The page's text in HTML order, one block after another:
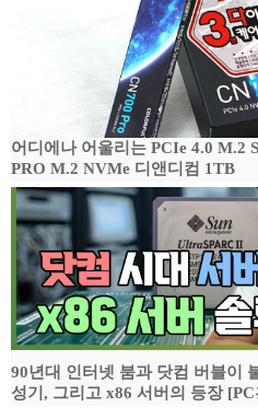
어디에나 어울리는 PCIe 4.0 M.2
PRO M.2 NVMe 디앤디컴 1TB
90년대 인터넷 붐과 닷컴 버블이
성기, 그리고 x86 서버의 등장